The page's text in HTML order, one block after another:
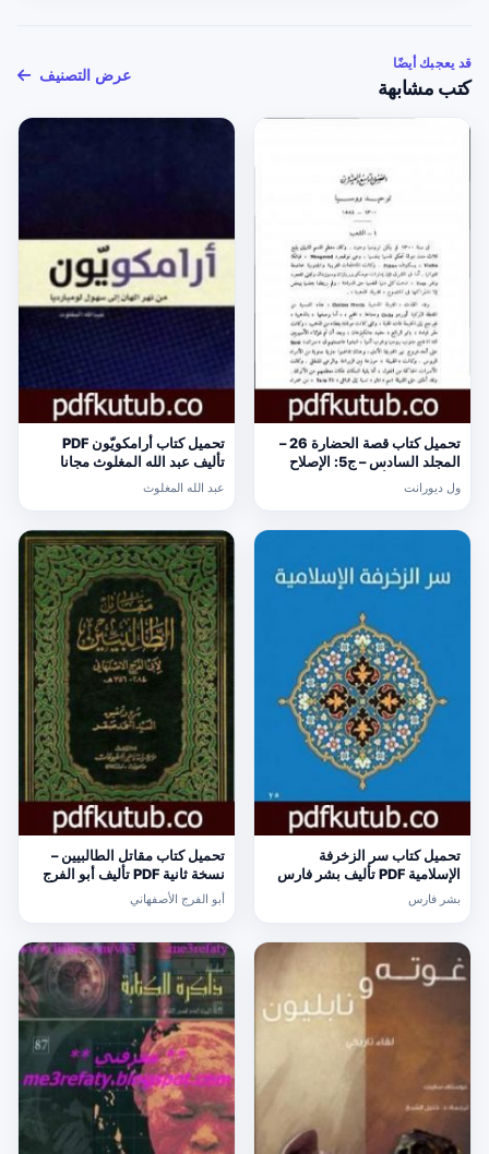
قد يعجبك أيضًا
كتب مشابهة
عرض التصنيف
تحميل كتاب قصة الحضارة 26 –
المجلد السادس – ج5: الإصلاح
مجانا [كامل]
ول ديورانت
تحميل كتاب أرامكويّون PDF
تأليف عبد الله المغلوث مجانا
[كامل]
عبد الله المغلوث
تحميل كتاب سر الزخرفة
الإسلامية PDF تأليف بشر فارس
مجانا [كامل]
بشر فارس
تحميل كتاب مقاتل الطالبيين –
نسخة ثانية PDF تأليف أبو الفرج
الأصفهاني مجانا [كامل]
أبو الفرج الأصفهاني